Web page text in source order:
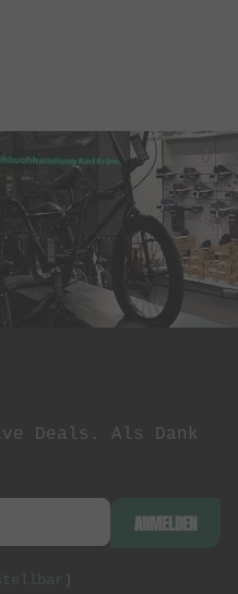
Deals. Als Dank
ANMELDEN
)